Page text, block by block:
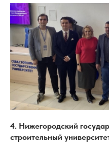
4. Нижегородский
строительный